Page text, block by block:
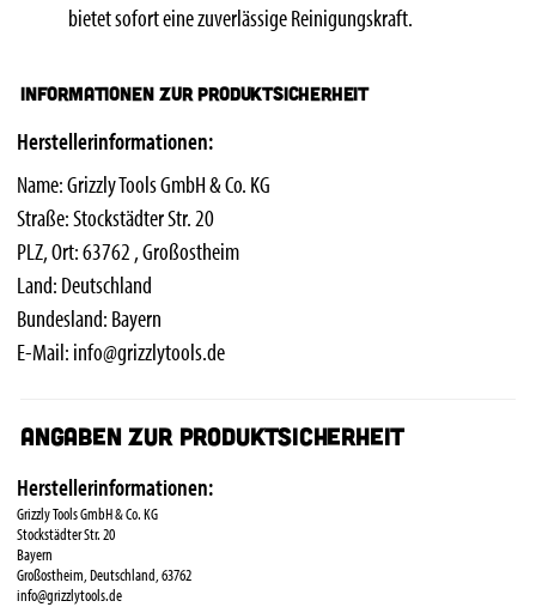
bietet sofort eine zuverlässige Reinigungskraft.
Informationen zur Produktsicherheit
Herstellerinformationen:
Name: Grizzly Tools GmbH & Co. KG
Straße: Stockstädter Str. 20
PLZ, Ort: 63762 , Großostheim
Land: Deutschland
Bundesland: Bayern
E-Mail: info@grizzlytools.de
Angaben zur Produktsicherheit
Herstellerinformationen:
Grizzly Tools GmbH & Co. KG
Stockstädter Str. 20
Bayern
Großostheim, Deutschland, 63762
info@grizzlytools.de